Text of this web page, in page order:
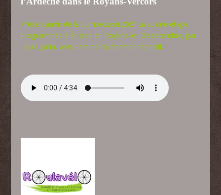
Présentation de la competition 2021 avec une étape
programmée à St Jean en Royans le 12 septembre, par
Louis Janin, président de l’évènement sportif.